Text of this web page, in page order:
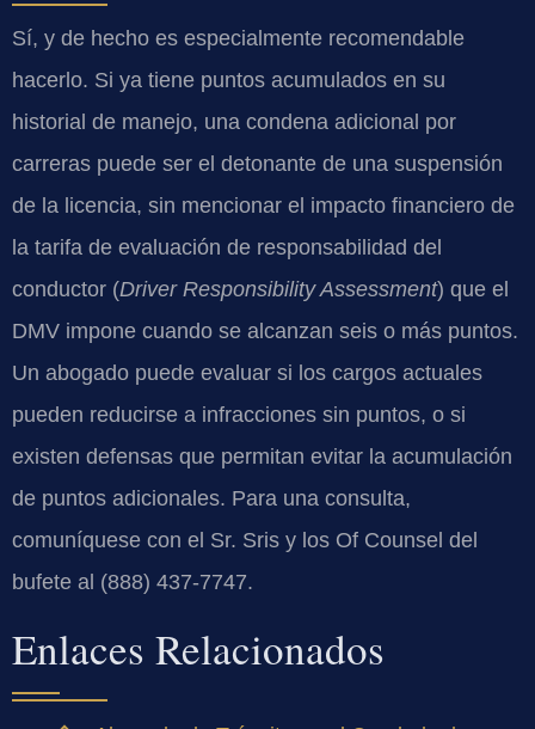
Sí, y de hecho es especialmente recomendable
hacerlo. Si ya tiene puntos acumulados en su
historial de manejo, una condena adicional por
carreras puede ser el detonante de una suspensión
de la licencia, sin mencionar el impacto financiero de
la tarifa de evaluación de responsabilidad del
conductor (Driver Responsibility Assessment) que el
DMV impone cuando se alcanzan seis o más puntos.
Un abogado puede evaluar si los cargos actuales
pueden reducirse a infracciones sin puntos, o si
existen defensas que permitan evitar la acumulación
de puntos adicionales. Para una consulta,
comuníquese con el Sr. Sris y los Of Counsel del
bufete al (888) 437-7747.
Enlaces Relacionados